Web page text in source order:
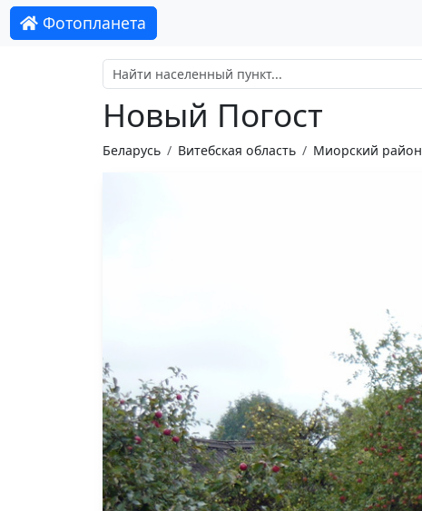
Фотопланета
Новый Погост
Беларусь Витебская область Миорский район